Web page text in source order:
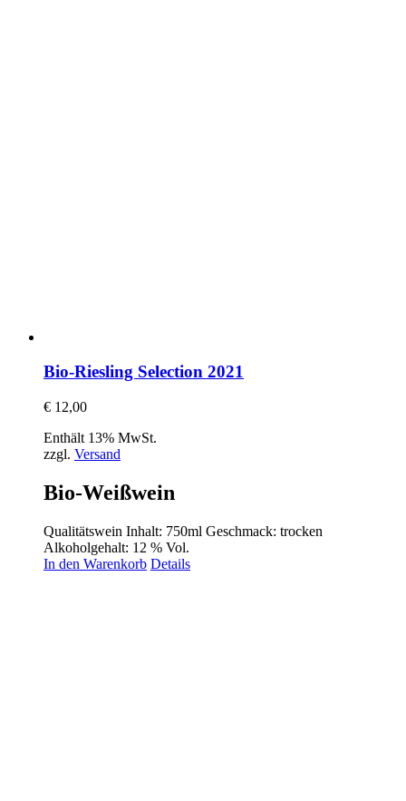
Bio-Riesling Selection 2021
€ 12,00
Enthält 13% MwSt.
zzgl. Versand
Bio-Weißwein
Qualitätswein Inhalt: 750ml Geschmack: trocken
Alkoholgehalt: 12 % Vol.
In den Warenkorb Details